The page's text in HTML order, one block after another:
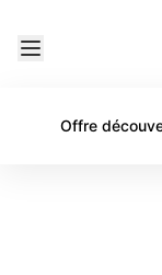
Offre